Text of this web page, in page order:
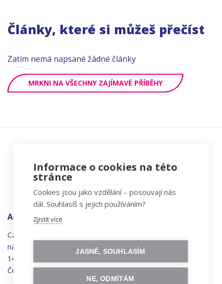
Články, které si můžeš přečíst
Zatím nemá napsané žádné články
MRKNI NA VŠECHNY ZAJÍMAVÉ PŘÍBĚHY
ADRESA
Czechitas, z.ú.
náměstí
Synků 1748/17
140 00 Praha 4 - Nusle
Česká republika
Informace o cookies na této
stránce
Cookies jsou jako vzdělání – posouvají nás
dál. Souhlasíš s jejich používáním?
Zjistit více
JASNĚ, SOUHLASÍM
NE, ODMÍTÁM